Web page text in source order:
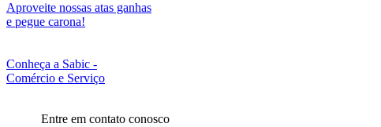
Aproveite nossas atas ganhas
e pegue carona!
Conheça a Sabic -
Comércio e Serviço
Entre em contato conosco